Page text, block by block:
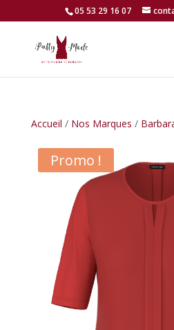
05 53 29 16 07
Accueil / Nos Marques /
Promo !